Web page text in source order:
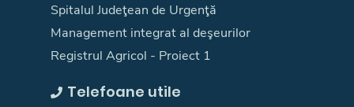
Spitalul Judeţean de Urgenţă
Management integrat al deşeurilor
Registrul Agricol - Proiect 1
Telefoane utile